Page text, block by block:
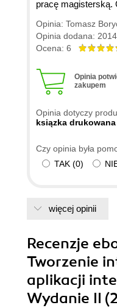
pracę magisterską.
Opinia: Tomasz
Opinia dodana:
Ocena: 6
Opinia
zakupem
Opinia dotyczy
ksiązka drukowana
Czy opinia była
TAK (0)
więcej opinii
Recenzje
Tworzenie
aplikacji
Wydanie II